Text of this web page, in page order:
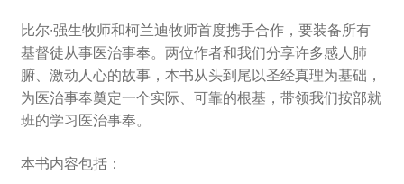
比尔∙强生牧师和柯兰迪牧师首度携手合作，要装备所有
基督徒从事医治事奉。两位作者和我们分享许多感人肺
腑、激动人心的故事，本书从头到尾以圣经真理为基础，
为医治事奉奠定一个实际、可靠的根基，带领我们按部就
班的学习医治事奉。
本书内容包括：